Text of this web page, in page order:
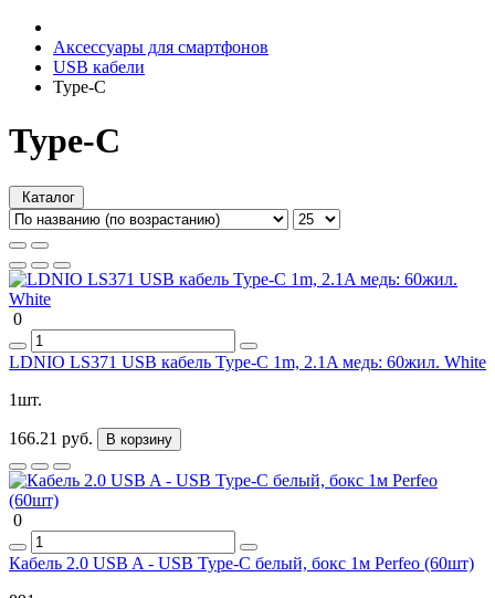
Аксессуары для смартфонов
USB кабели
Type-C
Type-C
Каталог
0
LDNIO LS371 USB кабель Type-C 1m, 2.1A медь: 60жил. White
1шт.
166.21 руб. В корзину
0
Кабель 2.0 USB A - USB Type-C белый, бокс 1м Perfeo (60шт)